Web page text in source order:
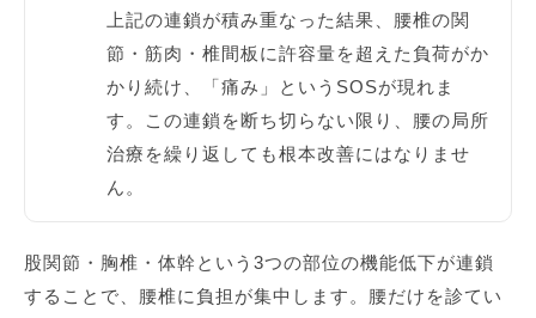
上記の連鎖が積み重なった結果、腰椎の関
節・筋肉・椎間板に許容量を超えた負荷がか
かり続け、「痛み」というSOSが現れま
す。この連鎖を断ち切らない限り、腰の局所
治療を繰り返しても根本改善にはなりませ
ん。
股関節・胸椎・体幹という3つの部位の機能低下が連鎖
することで、腰椎に負担が集中します。腰だけを診てい